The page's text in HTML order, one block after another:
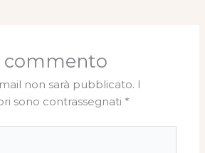
commento
non sarà pubblicato. I
sono contrassegnati *